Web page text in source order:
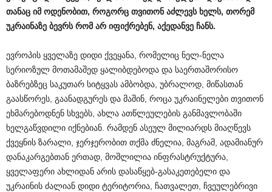
თანაც იმ ოდენობით, როგორც თვითონ აძლევს ხელს, თორემ
უკრაინაზე ბევრს რომ არ იფიქრებენ, აქედანვე ჩანს.
ევროპის ყველაზე დიდი ქვეყანა, რომელიც ნელ-ნელა
სერიოზულ მოთამაშედ ყალიბდებოდა და საერთაშორისო
ბაზრებზეც საკუთარ სიტყვას ამბობდა, უბრალოდ, მიწასთან
გაასწორეს, გაანადგურეს და მაშინ, როცა უკრაინელები თვითონ
ეხმარებოდნენ სხვებს, ახლა ათწლეულების განმავლობაში
ხელგაწვდილი იქნებიან. რამდენ ასეულ მილიარდს მიაღწევს
ქვეყნის ზარალი, ჯერჯერობით თქმა ძნელია, მაგრამ, ადამიანურ
დანაკარგებთან ერთად, მოშლილია ინფრასტრუქტურა,
ყველაფერი ახლიდან არის დასაწყებ-გასაკეთებელი და
უკრაინის ძალიან დიდი ტერიტორია, ჩათვალეთ, ჩვეულებრივი